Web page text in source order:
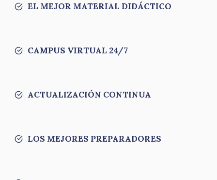
EL MEJOR MATERIAL DIDÁCTICO
CAMPUS VIRTUAL 24/7
ACTUALIZACIÓN CONTINUA
LOS MEJORES PREPARADORES